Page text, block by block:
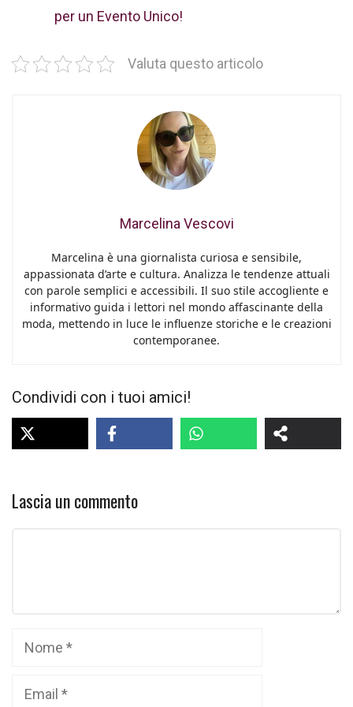
per un Evento Unico!
Valuta questo articolo
Marcelina Vescovi
Marcelina è una giornalista curiosa e sensibile,
appassionata d’arte e cultura. Analizza le tendenze attuali
con parole semplici e accessibili. Il suo stile accogliente e
informativo guida i lettori nel mondo affascinante della
moda, mettendo in luce le influenze storiche e le creazioni
contemporanee.
Condividi con i tuoi amici!
Lascia un commento